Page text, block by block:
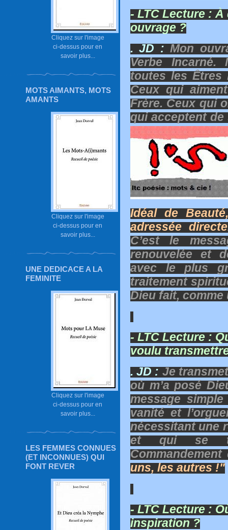
Cliquez sur l'image
ci-dessus pour en
savoir plus...
MOTS AIMANTS, MOTS
AMANTS
Cliquez sur l'image
ci-dessus pour en
savoir plus...
UNE DEDICACE A LA
FEMINITE
Cliquez sur l'image
ci-dessus pour en
savoir plus...
LES FEMMES CONNUES
(ET INCONNUES) QUI
FONT REVER
- LTC Lecture :À
ouvrage ?
. JD :Mon
Verbe Incarné.
toutes les Êtres
Ceux qui
Frère. Ceux qui
qui acceptent
Idéal de
adressée
C’est le
renouvelée et
avec le plus
traitement
Dieu fait,
- LTC Lecture :
voulu
. JD :Je
où m’a posé
message
vanité et
nécessitant une
et qui se
uns, les autres !"
- LTC Lecture :
inspiration ?